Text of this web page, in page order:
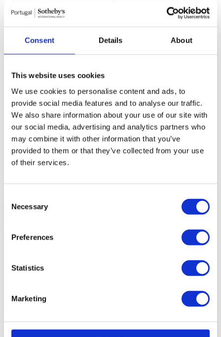
Consent Details About
This website uses cookies
We use cookies to personalise content and ads, to
provide social media features and to analyse our traffic.
We also share information about your use of our site with
our social media, advertising and analytics partners who
may combine it with other information that you’ve
provided to them or that they’ve collected from your use
of their services.
Selection
Necessary
Preferences
Statistics
Marketing
exclusividade.
mutuantes acima mencionadas a apresentar e propor contratos de
consumidores, mediante a realização de atos preparatórios ou de
de crédito que não tenham sido por si apresentados ou propostos.
Identificação do contrato de seguro de responsabilidade civil
RC2513973 • Validade 09/12/2026
Receção e entrega de valores
A INTERBLUE - SERVIÇOS, LDA
encontra-se impedida de receber ou entregar quaisquer valores
relacionados com a formação, a execução e o cumprimento
antecipado dos contratos de crédito.
Autoridade supervisora da atividade de intermediação de crédito
Banco de Portugal
Entidades RAL (Centros de Arbitragem)
RAM), Centro Nacional de Informação e Arbitragem de Conflitos